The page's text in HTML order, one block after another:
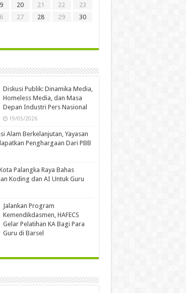
20 21 22
23
27 28 29
30
Diskusi Publik: Dinamika Media,
Homeless Media, dan Masa
Depan Industri Pers Nasional
19/05/2026
Alam Berkelanjutan, Yayasan
Penghargaan Dari PBB
Palangka Raya Bahas
Koding dan AI Untuk Guru
Jalankan Program
Kemendikdasmen, HAFECS
Gelar Pelatihan KA Bagi Para
Guru di Barsel